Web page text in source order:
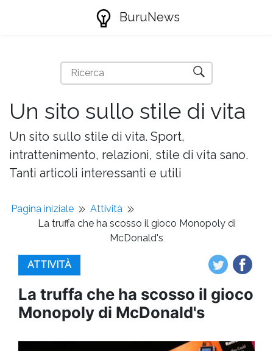
BuruNews
Un sito sullo stile di vita
Un sito sullo stile di vita. Sport,
intrattenimento, relazioni, stile di vita sano.
Tanti articoli interessanti e utili
Pagina iniziale
Attività
La truffa che ha scosso il gioco Monopoly di
McDonald's
ATTIVITÀ
La truffa che ha scosso il gioco
Monopoly di McDonald's